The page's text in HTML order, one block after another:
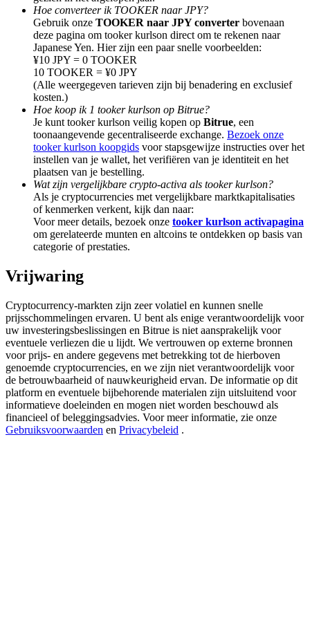
Deposit CASHCAT & Win
Share 500000 CASHCAT prize pool
Exclusive for BitMart Users
Register & Trade to Win 500,000 USDT
Precious Metals Trading Carnival
Trade Gold & Silver · 33,333 USDT Bonus
USDT New User Exclusive 10% APR
USDT Flexible Staking | Daily Rewards
Hoe converteer ik TOOKER naar JPY?
Gebruik onze TOOKER naar JPY converter bovenaan
deze pagina om tooker kurlson direct om te rekenen naar
Japanese Yen. Hier zijn een paar snelle voorbeelden:
¥10 JPY = 0 TOOKER
10 TOOKER = ¥0 JPY
(Alle weergegeven tarieven zijn bij benadering en exclusief
kosten.)
Hoe koop ik 1 tooker kurlson op Bitrue?
Je kunt tooker kurlson veilig kopen op Bitrue, een
toonaangevende gecentraliseerde exchange. Bezoek onze
tooker kurlson koopgids voor stapsgewijze instructies over het
instellen van je wallet, het verifiëren van je identiteit en het
plaatsen van je bestelling.
Wat zijn vergelijkbare crypto-activa als tooker kurlson?
Als je cryptocurrencies met vergelijkbare marktkapitalisaties
of kenmerken verkent, kijk dan naar:
Voor meer details, bezoek onze tooker kurlson activapagina
om gerelateerde munten en altcoins te ontdekken op basis van
categorie of prestaties.
Vrijwaring
Cryptocurrency-markten zijn zeer volatiel en kunnen snelle
prijsschommelingen ervaren. U bent als enige verantwoordelijk voor
uw investeringsbeslissingen en Bitrue is niet aansprakelijk voor
eventuele verliezen die u lijdt. We vertrouwen op externe bronnen
voor prijs- en andere gegevens met betrekking tot de hierboven
genoemde cryptocurrencies, en we zijn niet verantwoordelijk voor
de betrouwbaarheid of nauwkeurigheid ervan. De informatie op dit
platform en eventuele bijbehorende materialen zijn uitsluitend voor
informatieve doeleinden en mogen niet worden beschouwd als
financieel of beleggingsadvies. Voor meer informatie, zie onze
Gebruiksvoorwaarden en Privacybeleid .